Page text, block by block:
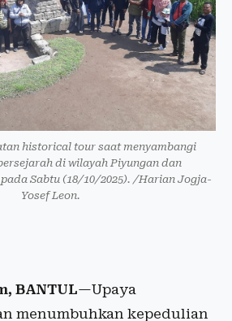
historical tour saat menyambangi
di wilayah Piyungan dan
Sabtu (18/10/2025). /Harian Jogja-
Yosef Leon.
BANTUL—Upaya
menumbuhkan kepedulian